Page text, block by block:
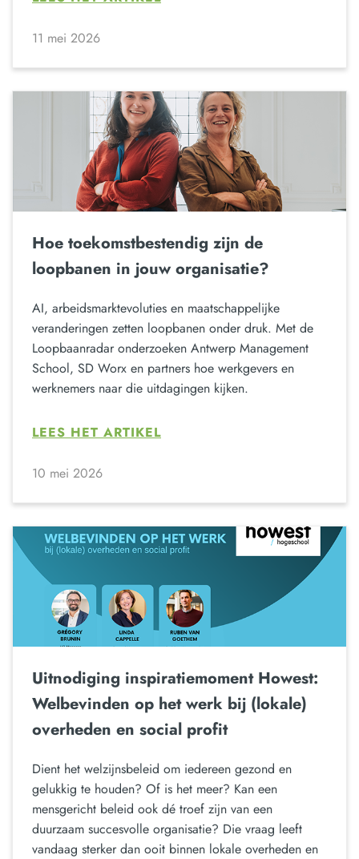
11 mei 2026
Hoe toekomstbestendig zijn de
loopbanen in jouw organisatie?
AI, arbeidsmarktevoluties en maatschappelijke
veranderingen zetten loopbanen onder druk. Met de
Loopbaanradar onderzoeken Antwerp Management
School, SD Worx en partners hoe werkgevers en
werknemers naar die uitdagingen kijken.
LEES HET ARTIKEL
10 mei 2026
Uitnodiging inspiratiemoment Howest:
Welbevinden op het werk bij (lokale)
overheden en social profit
Dient het welzijnsbeleid om iedereen gezond en
gelukkig te houden? Of is het meer? Kan een
mensgericht beleid ook dé troef zijn van een
duurzaam succesvolle organisatie? Die vraag leeft
vandaag sterker dan ooit binnen lokale overheden en